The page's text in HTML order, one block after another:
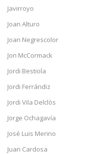
Javirroyo
Joan Alturo
Joan Negrescolor
Jon McCormack
Jordi Bestiola
Jordi Ferrándiz
Jordi Vila Delclòs
Jorge Ochagavía
José Luis Merino
Juan Cardosa